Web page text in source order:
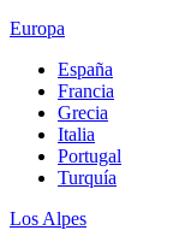
Europa
España
Francia
Grecia
Italia
Portugal
Turquía
Los Alpes